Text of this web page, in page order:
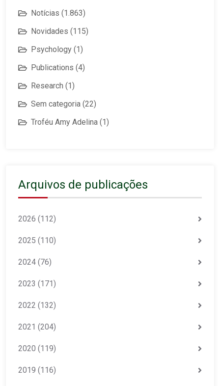
Notícias (1.863)
Novidades (115)
Psychology (1)
Publications (4)
Research (1)
Sem categoria (22)
Troféu Amy Adelina (1)
Arquivos de publicações
2026 (112)
2025 (110)
2024 (76)
2023 (171)
2022 (132)
2021 (204)
2020 (119)
2019 (116)